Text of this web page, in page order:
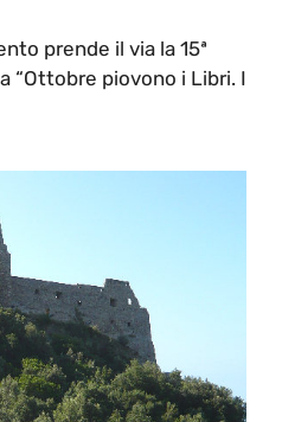
prende il via la 15ª
“Ottobre piovono i Libri. I